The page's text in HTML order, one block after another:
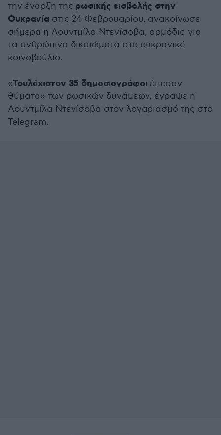
την έναρξη της ρωσικής εισβολής στην
Ουκρανία στις 24 Φεβρουαρίου, ανακοίνωσε
σήμερα η Λουντμίλα Ντενίσοβα, αρμόδια για
τα ανθρώπινα δικαιώματα στο ουκρανικό
κοινοβούλιο.
«Τουλάχιστον 35 δημοσιογράφοι έπεσαν
θύματα» των ρωσικών δυνάμεων, έγραψε η
Λουντμίλα Ντενίσοβα στον λογαριασμό της στο
Telegram.